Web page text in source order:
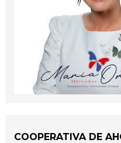
COOPERATIVA DE